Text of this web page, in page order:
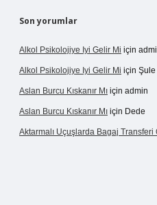
Son yorumlar
Alkol Psikolojiye Iyi Gelir Mi için
Alkol Psikolojiye Iyi Gelir Mi için Şule
Aslan Burcu Kıskanır Mı için admin
Aslan Burcu Kıskanır Mı için Dede
Aktarmalı Uçuşlarda Bagaj Transferi